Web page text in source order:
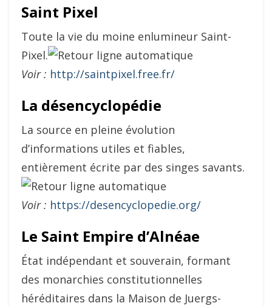
Saint Pixel
Toute la vie du moine enlumineur Saint-
Pixel.
Voir : http://saintpixel.free.fr/
La désencyclopédie
La source en pleine évolution
d’informations utiles et fiables,
entièrement écrite par des singes savants.
Voir : https://desencyclopedie.org/
Le Saint Empire d’Alnéae
État indépendant et souverain, formant
des monarchies constitutionnelles
héréditaires dans la Maison de Juergs-